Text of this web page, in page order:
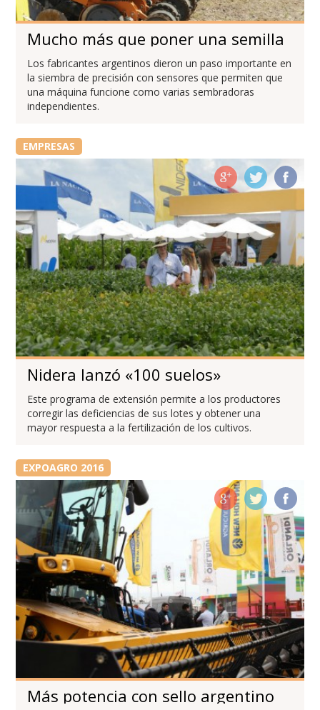
Mucho más que poner una semilla
Los fabricantes argentinos dieron un paso importante en
la siembra de precisión con sensores que permiten que
una máquina funcione como varias sembradoras
independientes.
EMPRESAS
Nidera lanzó «100 suelos»
Este programa de extensión permite a los productores
corregir las deficiencias de sus lotes y obtener una
mayor respuesta a la fertilización de los cultivos.
EXPOAGRO 2016
Más potencia con sello argentino